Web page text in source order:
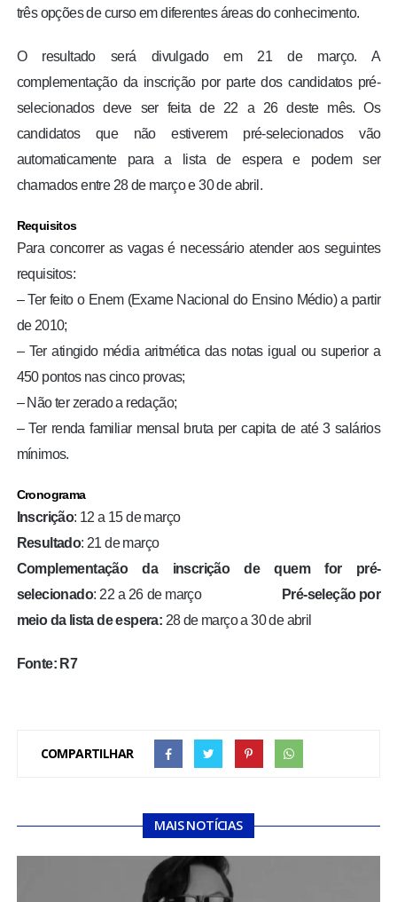
três opções de curso em diferentes áreas do conhecimento.
O resultado será divulgado em 21 de março. A
complementação da inscrição por parte dos candidatos pré-
selecionados deve ser feita de 22 a 26 deste mês. Os
candidatos que não estiverem pré-selecionados vão
automaticamente para a lista de espera e podem ser
chamados entre 28 de março e 30 de abril.
Requisitos
Para concorrer as vagas é necessário atender aos seguintes
requisitos:
– Ter feito o Enem (Exame Nacional do Ensino Médio) a partir
de 2010;
– Ter atingido média aritmética das notas igual ou superior a
450 pontos nas cinco provas;
– Não ter zerado a redação;
– Ter renda familiar mensal bruta per capita de até 3 salários
mínimos.
Cronograma
Inscrição: 12 a 15 de março
Resultado: 21 de março
Complementação da inscrição de quem for pré-
selecionado: 22 a 26 de março
Pré-seleção por
meio da lista de espera: 28 de março a 30 de abril
Fonte: R7
COMPARTILHAR
MAIS NOTÍCIAS